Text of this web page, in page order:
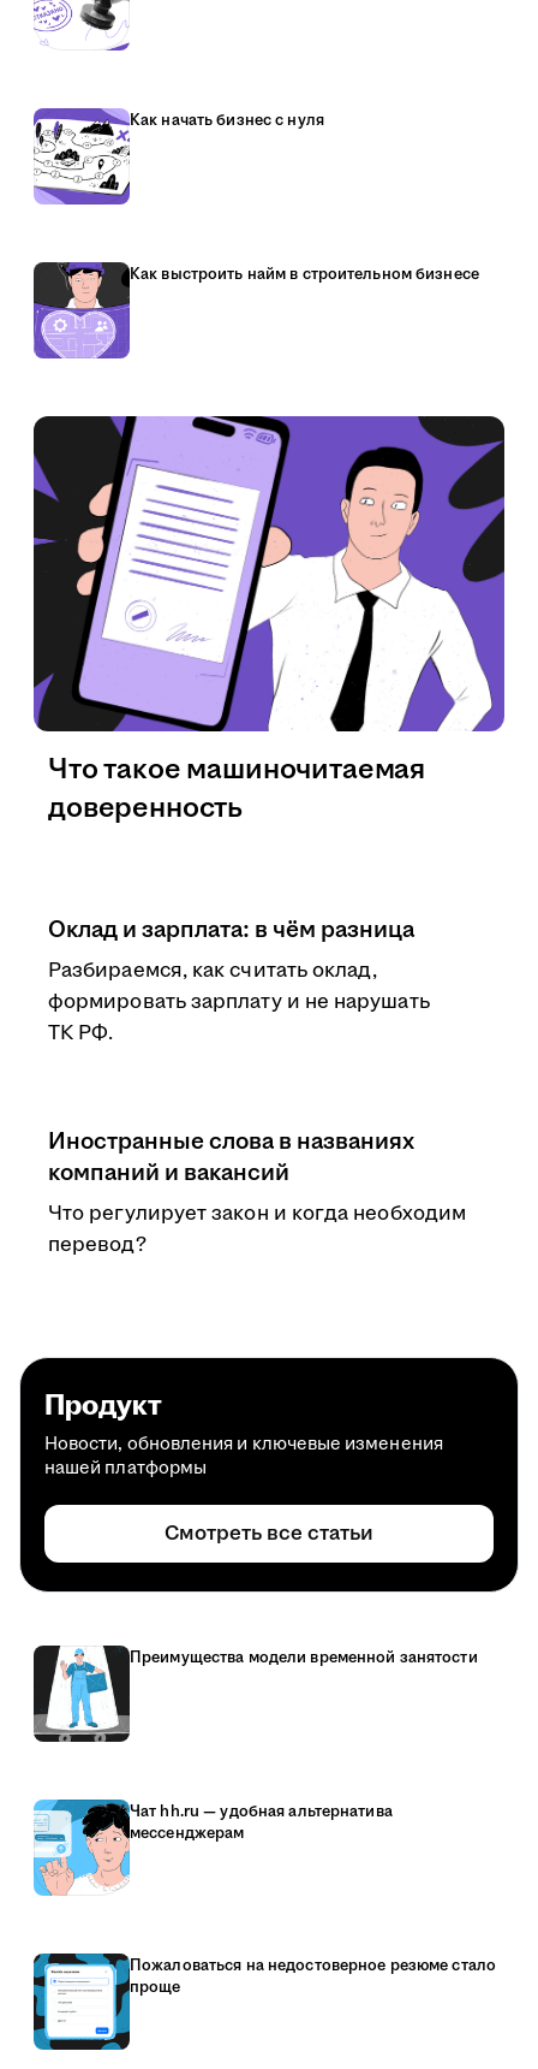
Как начать бизнес с нуля
Как выстроить найм в строительном бизнесе
Оклад и зарплата: в чём разница
Разбираемся, как считать оклад,
формировать зарплату и не нарушать
ТК РФ.
Иностранные слова в названиях
компаний и вакансий
Что регулирует закон и когда необходим
перевод?
Что такое машиночитаемая
доверенность
Продукт
Новости, обновления и ключевые изменения
нашей платформы
Смотреть все статьи
Преимущества модели временной занятости
Чат hh.ru — удобная альтернатива
мессенджерам
Пожаловаться на недостоверное резюме стало
проще